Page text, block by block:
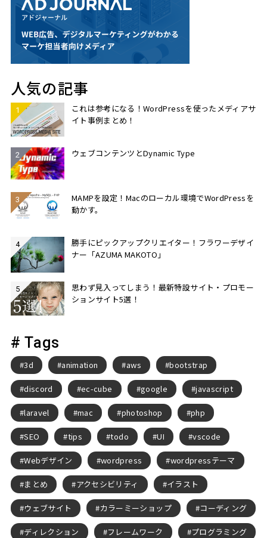
人気の記事
これは参考になる！WordPressを使ったメディアサ
イト事例まとめ！
ウェブコンテンツとDynamic Type
MAMPを設定！Macのローカル環境でWordPressを
動かす。
勝手にピックアップクリエイター！フラワーデザイ
ナー「AZUMA MAKOTO」
思わず見入ってしまう！最新特設サイト・プロモー
ションサイト5選！
# Tags
3d animation aws bootstrap
discord ec-cube google javascript
laravel mac photoshop php
SEO tips todo UI vscode
Webデザイン wordpress wordpressテーマ
まとめ アクセシビリティ イラスト
ウェブサイト カラーミーショップ コーディング
ディレクション フレームワーク プログラミング